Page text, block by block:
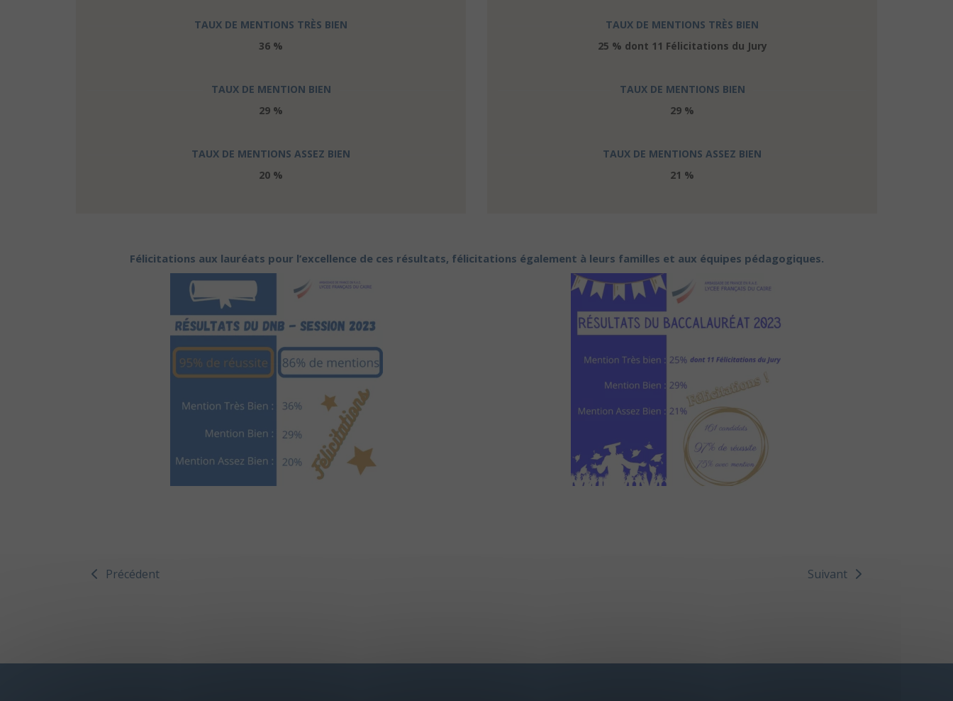
TAUX DE MENTIONS TRÈS BIEN
36 %
TAUX DE MENTION BIEN
29 %
TAUX DE MENTIONS ASSEZ BIEN
20 %
TAUX DE MENTIONS TRÈS BIEN
25 % dont 11 Félicitations du Jury
TAUX DE MENTIONS BIEN
29 %
TAUX DE MENTIONS ASSEZ BIEN
21 %
Félicitations aux lauréats pour l’excellence de ces résultats, félicitations également à leurs familles et aux équipes pédagogiques.
Précédent Suivant